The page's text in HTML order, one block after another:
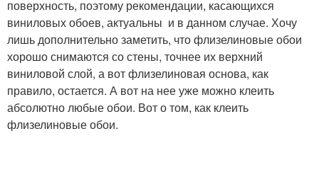
поверхность, поэтому рекомендации, касающихся
виниловых обоев, актуальны и в данном случае. Хочу
лишь дополнительно заметить, что флизелиновые обои
хорошо снимаются со стены, точнее их верхний
виниловой слой, а вот флизелиновая основа, как
правило, остается. А вот на нее уже можно клеить
абсолютно любые обои. Вот о том, как клеить
флизелиновые обои.